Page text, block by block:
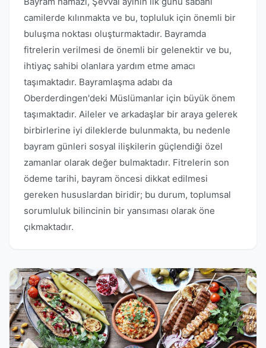
camilerde kılınmakta ve bu, topluluk için önemli bir
buluşma noktası oluşturmaktadır. Bayramda
fitrelerin verilmesi de önemli bir gelenektir ve bu,
ihtiyaç sahibi olanlara yardım etme amacı
taşımaktadır. Bayramlaşma adabı da
Oberderdingen'deki Müslümanlar için büyük önem
taşımaktadır. Aileler ve arkadaşlar bir araya gelerek
birbirlerine iyi dileklerde bulunmakta, bu nedenle
bayram günleri sosyal ilişkilerin güçlendiği özel
zamanlar olarak değer bulmaktadır. Fitrelerin son
ödeme tarihi, bayram öncesi dikkat edilmesi
gereken hususlardan biridir; bu durum, toplumsal
sorumluluk bilincinin bir yansıması olarak öne
çıkmaktadır.